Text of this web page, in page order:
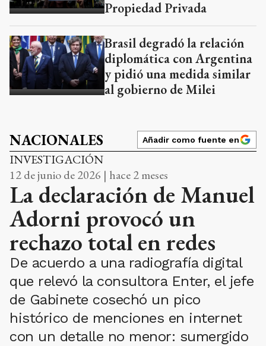
Propiedad Privada
Brasil degradó la relación
diplomática con Argentina
y pidió una medida similar
al gobierno de Milei
NACIONALES Añadir como fuente en
INVESTIGACIÓN
12 de junio de 2026 | hace 2 meses
La declaración de Manuel
Adorni provocó un
rechazo total en redes
De acuerdo a una radiografía digital
que relevó la consultora Enter, el jefe
de Gabinete cosechó un pico
histórico de menciones en internet
con un detalle no menor: sumergido